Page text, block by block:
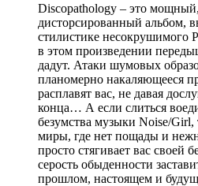
Discopathology – это
дисторсированный альбом,
стилистике несокрушимого
в этом произведении
дадут. Атаки шумовых
планомерно накаляющееся
расплавят вас, не давая
конца… А если слиться
безумства музыки Noise/Girl,
миры, где нет пощады и
просто стягивает вас своей
серость обыденности
прошлом, настоящем и